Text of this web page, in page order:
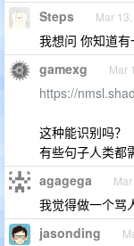
Steps Mar
我想问 你知道有
gamexg Mar
https://
这种能识别吗？
有些句子人类都
agagega
我觉得做一个骂
jasonding